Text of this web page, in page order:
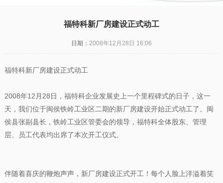
福特科新厂房建设正式动工
日期： 2008年12月28日 16:06
福特科新厂房建设正式动工
2008年12月28日，福特科企业发展史上一个里程碑式的日子，这一
天，我们位于闽侯铁岭工业区二期的新厂房建设开始正式动工了。闽
侯县张副县长，铁岭工业区管委会的领导，福特科全体股东、管理
层、员工代表均出席了本次开工仪式。
伴随着喜庆的鞭炮声声，新厂房建设正式开工！每个人脸上洋溢着笑